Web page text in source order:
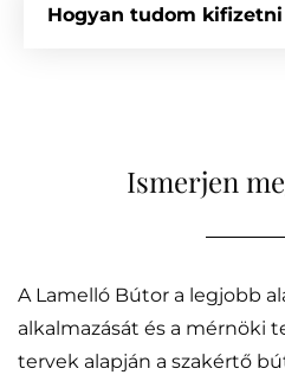
Hogyan tudom
Ismerjen
A Lamelló Bútor a legjobb
alkalmazását és a mérnöki
tervek alapján a szakértő